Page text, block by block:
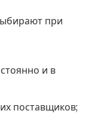
при
и в
поставщиков;